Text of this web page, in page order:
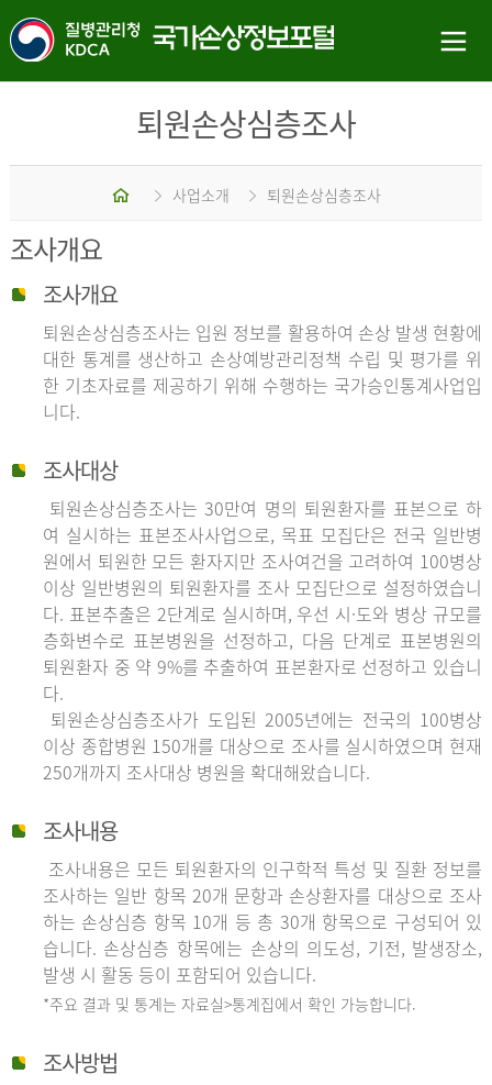
퇴원손상심층조사
홈 사업소개 퇴원손상심층조사
조사개요
조사개요
퇴원손상심층조사는 입원 정보를 활용하여 손상 발생 현황에
대한 통계를 생산하고 손상예방관리정책 수립 및 평가를 위
한 기초자료를 제공하기 위해 수행하는 국가승인통계사업입
니다.
조사대상
퇴원손상심층조사는 30만여 명의 퇴원환자를 표본으로 하
여 실시하는 표본조사사업으로, 목표 모집단은 전국 일반병
원에서 퇴원한 모든 환자지만 조사여건을 고려하여 100병상
이상 일반병원의 퇴원환자를 조사 모집단으로 설정하였습니
다. 표본추출은 2단계로 실시하며, 우선 시·도와 병상 규모를
층화변수로 표본병원을 선정하고, 다음 단계로 표본병원의
퇴원환자 중 약 9%를 추출하여 표본환자로 선정하고 있습니
다.
퇴원손상심층조사가 도입된 2005년에는 전국의 100병상
이상 종합병원 150개를 대상으로 조사를 실시하였으며 현재
250개까지 조사대상 병원을 확대해왔습니다.
조사내용
조사내용은 모든 퇴원환자의 인구학적 특성 및 질환 정보를
조사하는 일반 항목 20개 문항과 손상환자를 대상으로 조사
하는 손상심층 항목 10개 등 총 30개 항목으로 구성되어 있
습니다. 손상심층 항목에는 손상의 의도성, 기전, 발생장소,
발생 시 활동 등이 포함되어 있습니다.
*주요 결과 및 통계는 자료실>통계집에서 확인 가능합니다.
조사방법